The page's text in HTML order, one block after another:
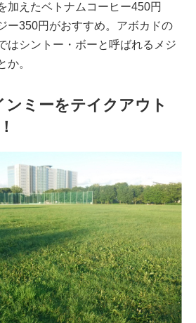
加えたベトナムコーヒー450円
ー350円がおすすめ。アボカドの
はシントー・ボーと呼ばれるメジ
か。
ンミーをテイクアウト